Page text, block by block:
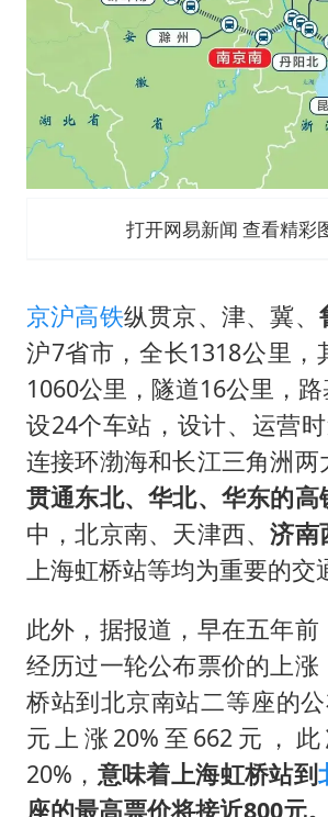
打开网易新闻 查看精彩
京沪高铁纵贯京、津、冀、
沪7省市，全长1318公里，
1060公里，隧道16公里，路
设24个车站，设计、运营时
连接环渤海和长江三角洲两
贯通东北、华北、华东的高
中，北京南、天津西、济南
上海虹桥站等均为重要的交
此外，据报道，早在五年
经历过一轮公布票价的上涨
桥站到北京南站二等座的
元上涨20%至662元，
20%， 意味着上海虹桥站到
座的最高票价将接近800元。